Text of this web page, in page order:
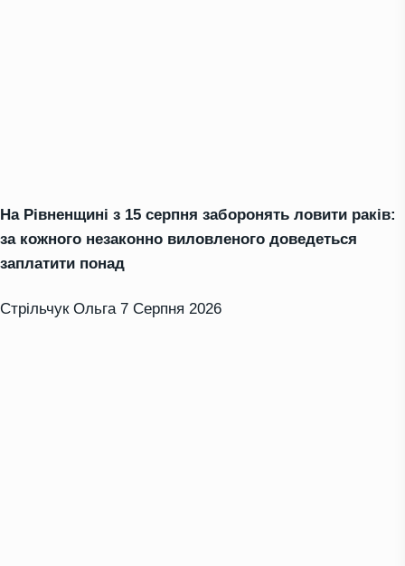
На Рівненщині з 15 серпня заборонять ловити раків:
за кожного незаконно виловленого доведеться
заплатити понад
Стрільчук Ольга 7 Серпня 2026